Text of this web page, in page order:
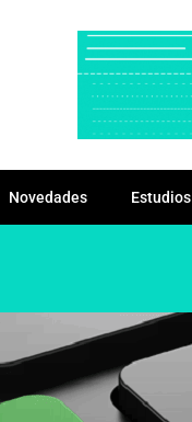
Novedades Estudios